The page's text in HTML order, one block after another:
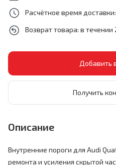
Расчётное время
Возврат товара: в течении
Получить
Описание
Внутренние пороги для Audi
ремонта и усиления скрытой